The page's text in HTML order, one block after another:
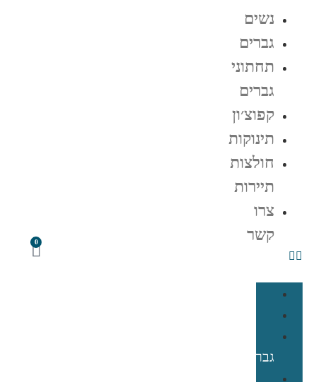
נשים
גברים
תחתוני
גברים
קפוצ׳ון
תינוקות
חולצות
תיירות
צרו
קשר
גברים